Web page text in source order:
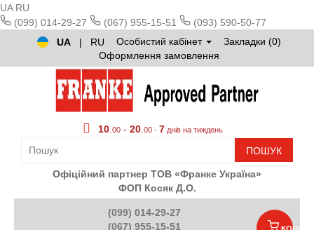
UA RU
(099) 014-29-27
(067) 955-15-51
(093) 590-50-77
UA
| RU Особистий кабінет
Закладки (0)
Оформлення замовлення
10 00 - 20 00 - 7 днів на тиждень
ПОШУК
Офіційний партнер ТОВ «Франке Україна»
ФОП Косяк Д.О.
(099) 014-29-27
(067) 955-15-51